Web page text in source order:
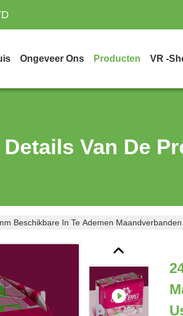
Ongeveer Ons Producten VR -
Details Van De
Beschikbare In Te Ademen